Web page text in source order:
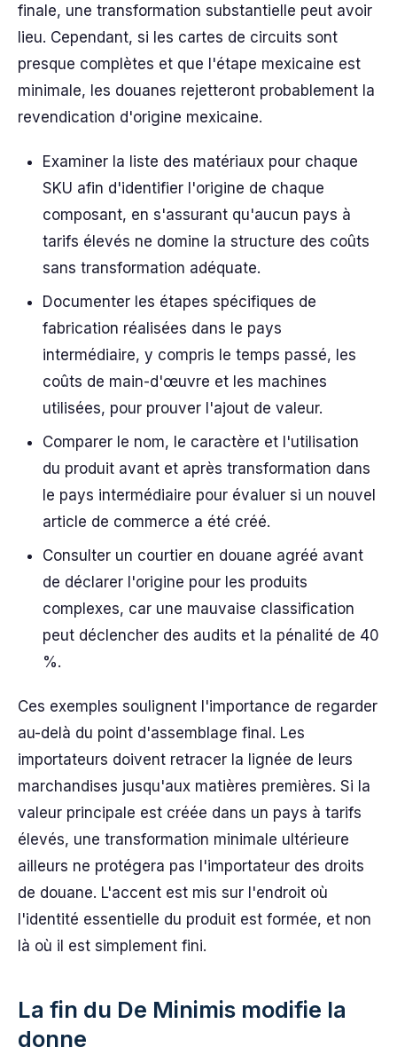
finale, une transformation substantielle peut avoir
lieu. Cependant, si les cartes de circuits sont
presque complètes et que l'étape mexicaine est
minimale, les douanes rejetteront probablement la
revendication d'origine mexicaine.
Examiner la liste des matériaux pour chaque
SKU afin d'identifier l'origine de chaque
composant, en s'assurant qu'aucun pays à
tarifs élevés ne domine la structure des coûts
sans transformation adéquate.
Documenter les étapes spécifiques de
fabrication réalisées dans le pays
intermédiaire, y compris le temps passé, les
coûts de main-d'œuvre et les machines
utilisées, pour prouver l'ajout de valeur.
Comparer le nom, le caractère et l'utilisation
du produit avant et après transformation dans
le pays intermédiaire pour évaluer si un nouvel
article de commerce a été créé.
Consulter un courtier en douane agréé avant
de déclarer l'origine pour les produits
complexes, car une mauvaise classification
peut déclencher des audits et la pénalité de 40
%.
Ces exemples soulignent l'importance de regarder
au-delà du point d'assemblage final. Les
importateurs doivent retracer la lignée de leurs
marchandises jusqu'aux matières premières. Si la
valeur principale est créée dans un pays à tarifs
élevés, une transformation minimale ultérieure
ailleurs ne protégera pas l'importateur des droits
de douane. L'accent est mis sur l'endroit où
l'identité essentielle du produit est formée, et non
là où il est simplement fini.
La fin du De Minimis modifie la
donne